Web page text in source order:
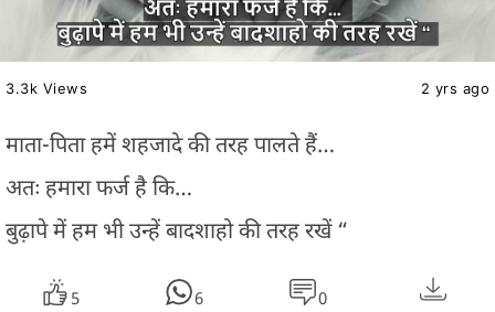
3.3k Views 2 yrs ago
माता-पिता हमें शहजादे की तरह पालते हैं…
अतः हमारा फर्ज है कि…
बुढ़ापे में हम भी उन्हें बादशाहो की तरह रखें “
5 6 0